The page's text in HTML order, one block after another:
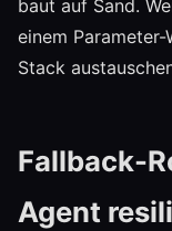
baut auf Sand.
einem
Stack
Fallback-
Agent